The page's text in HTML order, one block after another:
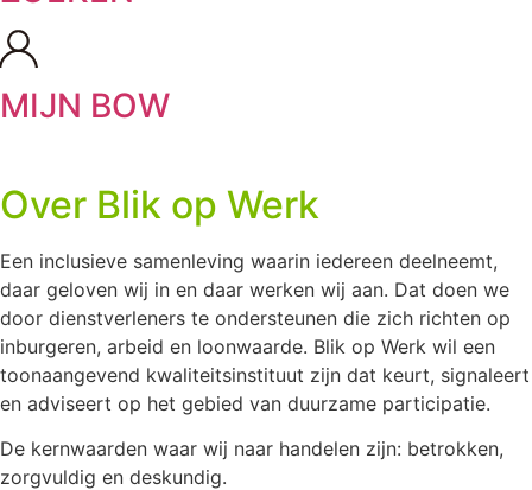
MIJN BOW
Over Blik op Werk
Een inclusieve samenleving waarin iedereen deelneemt,
daar geloven wij in en daar werken wij aan. Dat doen we
door dienstverleners te ondersteunen die zich richten op
inburgeren, arbeid en loonwaarde. Blik op Werk wil een
toonaangevend kwaliteitsinstituut zijn dat keurt, signaleert
en adviseert op het gebied van duurzame participatie.
De kernwaarden waar wij naar handelen zijn: betrokken,
zorgvuldig en deskundig.